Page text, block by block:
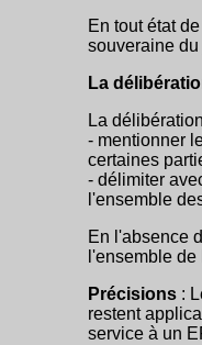
En tout état
souveraine
La
La
- mentionner
certaines
- délimiter
l'ensemble
En l'absence
l'ensemble
Précisions :
restent
service à un